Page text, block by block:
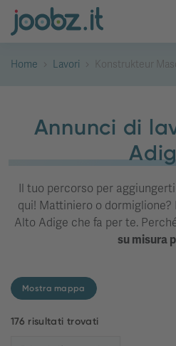
Home Lavori Konstrukteur
Annunci di
Il tuo percorso per
qui! Mattiniero o
Alto Adige che fa per te.
su misura
Mostra mappa
176 risultati trovati